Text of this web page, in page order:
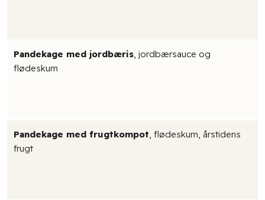
Pandekage med jordbæris, jordbærsauce og
flødeskum
Pandekage med frugtkompot, flødeskum, årstidens
frugt